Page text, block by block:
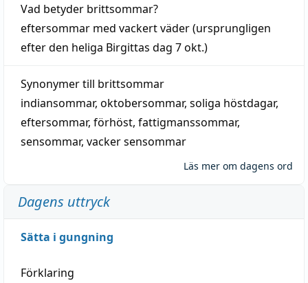
Vad betyder brittsommar?
eftersommar med vackertväder(ursprungligen
efter den heliga Birgittas dag 7 okt.)
Synonymer till brittsommar
indiansommar, oktobersommar, soliga höstdagar,
eftersommar, förhöst, fattigmanssommar,
sensommar, vacker sensommar
Läs mer om dagens ord
Dagens uttryck
Sätta i gungning
Förklaring